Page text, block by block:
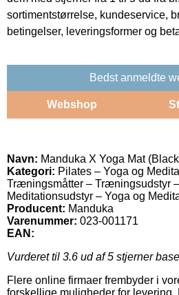
sortimentstørrelse, kundeservice,
betingelser, leveringsformer og
Bedst anmeldte
Webshop
Navn: Manduka X Yoga Mat
Kategori: Pilates – Yoga og
Træningsmåtter – Træningsudstyr
Meditationsudstyr – Yoga og
Producent: Manduka
Varenummer: 023-001171
EAN:
Vurderet til 3.6 ud af 5 stjerner
Flere online firmaer frembyder i
forskellige muligheder for